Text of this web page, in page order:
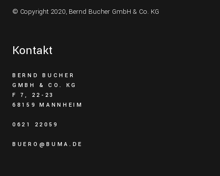
© Copyright 2020, Bernd Bucher GmbH & Co. KG
Kontakt
BERND BUCHER
GMBH & CO. KG
F 7, 22-23
68159 MANNHEIM
0621 22059
BUERO@BUMA.DE